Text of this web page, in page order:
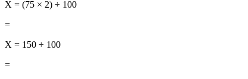
X = (75 × 2) ÷ 100
=
X = 150 ÷ 100
=